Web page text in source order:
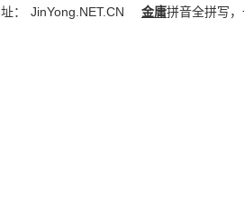
： JinYong.NET.CN 金庸拼音全拼写，